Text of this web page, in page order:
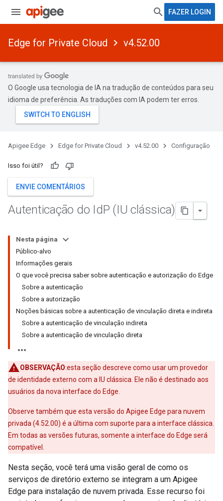
FAZER LOGIN
Edge for Private Cloud v4.52.00
O Google usa tecnologia de IA na tradução de conteúdos para seu
idioma de preferência. As traduções com IA podem ter erros.
Apigee Edge Edge for Private Cloud v4.52.00 Configuração
Isso foi útil?
ENVIE COMENTÁRIOS
Autenticação do IdP (IU clássica)
Nesta página
Público-alvo
Informações gerais
O que você precisa saber sobre autenticação e autorização do Edge
Sobre a autenticação
Sobre a autorização
Noções básicas sobre a autenticação de vinculação direta e indireta
Sobre a autenticação de vinculação indireta
Sobre a autenticação de vinculação direta
OBSERVAÇÃO:esta seção descreve como usar um provedor
de identidade externo com a IU clássica. Ele não é destinado aos
usuários da nova interface do Edge.
Observe também que esta versão do Apigee Edge para nuvem
privada (4.52.00) é a última com suporte para a interface clássica.
Em todas as versões futuras, somente a interface do Edge será
compatível.
Nesta seção, você terá uma visão geral de como os
serviços de diretório externo se integram a um Apigee
Edge para instalação de nuvem privada. Esse recurso foi